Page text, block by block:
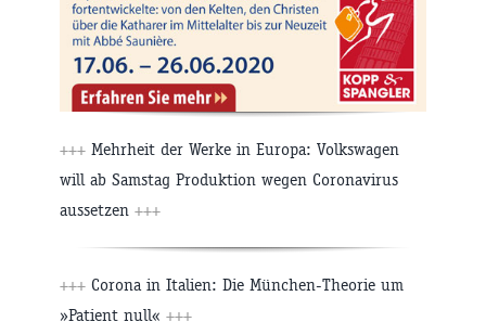
+++ Mehrheit der Werke in Europa: Volkswagen
will ab Samstag Produktion wegen Coronavirus
aussetzen +++
+++ Corona in Italien: Die München-Theorie um
»Patient null« +++